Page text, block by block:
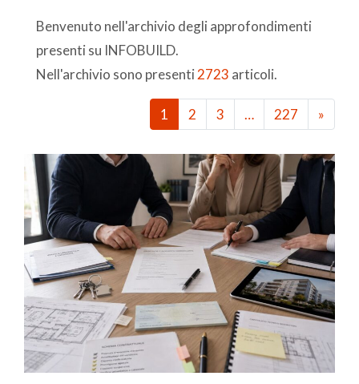
Benvenuto nell'archivio degli approfondimenti
presenti su INFOBUILD.
Nell'archivio sono presenti 2723 articoli.
1 2 3 … 227 »